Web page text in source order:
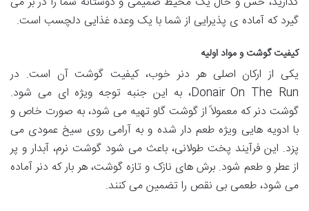
گیرد که آماده ی پذیرایی از شما با یک وعده غذایی دلچسب است.
کیفیت گوشت و مواد اولیه
یکی از ارکان اصلی هر دنر خوب، کیفیت گوشت آن است. در
Donair On The Run، به این جنبه توجه ویژه ای می شود.
گوشت دنر که معمولاً از گوشت گاو تهیه می شود، به صورت خاص و
با ادویه هایی ویژه طعم دار شده و به آرامی روی سیخ عمودی می
پزد. این فرآیند پخت طولانی، باعث می شود گوشت نرم، آبدار و پر
از عطر و طعم شود. برش های نازک و تازه گوشت، هر بار که دنر آماده
می شود، طعمی بی نقص را تضمین می کنند.